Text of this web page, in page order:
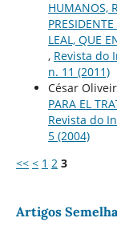
HUMANOS,
LEAL, QUE
, Revista do
n. 11 (2011)
César
PARA EL
Revista do
5 (2004)
<< < 1 2 3
Artigos